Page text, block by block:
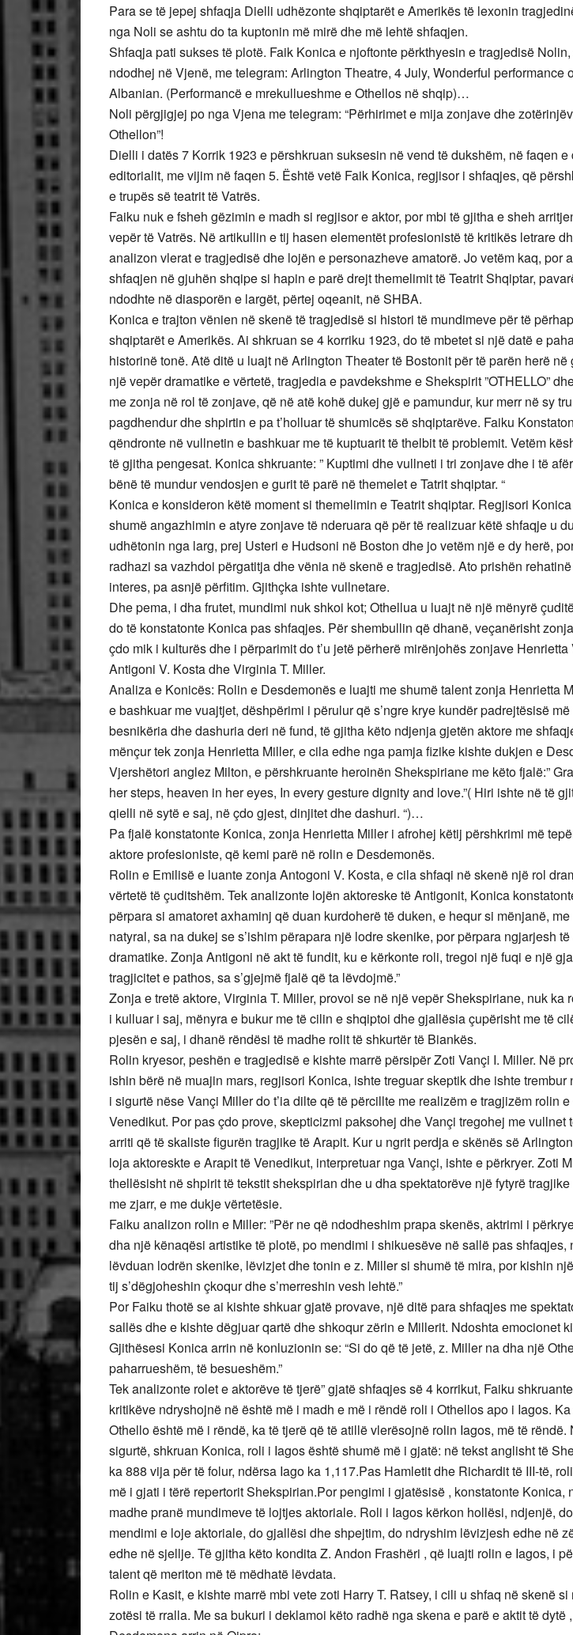
Para se të jepej shfaqja Dielli udhëzonte shqiptarët e Amerikës të lexonin
nga Noli se ashtu do ta kuptonin më mirë dhe më lehtë shfaqjen.
Shfaqja pati sukses të plotë. Faik Konica e njoftonte përkthyesin e tragjedisë
ndodhej në Vjenë, me telegram: Arlington Theatre, 4 July, Wonderful performance
Albanian. (Performancë e mrekullueshme e Othellos në shqip)…
Noli përgjigjej po nga Vjena me telegram: “Përhirimet e mija zonjave dhe
Othellon”!
Dielli i datës 7 Korrik 1923 e përshkruan suksesin në vend të dukshëm, në faqen e
editorialit, me vijim në faqen 5. Është vetë Faik Konica, regjisor i shfaqjes, që
e trupës së teatrit të Vatrës.
Faiku nuk e fsheh gëzimin e madh si regjisor e aktor, por mbi të gjitha e sheh
vepër të Vatrës. Në artikullin e tij hasen elementët profesionistë të kritikës letrare
analizon vlerat e tragjedisë dhe lojën e personazheve amatorë. Jo vetëm kaq, por
shfaqjen në gjuhën shqipe si hapin e parë drejt themelimit të Teatrit Shqiptar,
ndodhte në diasporën e largët, përtej oqeanit, në SHBA.
Konica e trajton vënien në skenë të tragjedisë si histori të mundimeve për të
shqiptarët e Amerikës. Ai shkruan se 4 korriku 1923, do të mbetet si një datë e
historinë tonë. Atë ditë u luajt në Arlington Theater të Bostonit për të parën herë
një vepër dramatike e vërtetë, tragjedia e pavdekshme e Shekspirit ”OTHELLO”
me zonja në rol të zonjave, që në atë kohë dukej gjë e pamundur, kur merr në sy
pagdhendur dhe shpirtin e pa t’holluar të shumicës së shqiptarëve. Faiku
qëndronte në vullnetin e bashkuar me të kuptuarit të thelbit të problemit. Vetëm
të gjitha pengesat. Konica shkruante: ” Kuptimi dhe vullneti i tri zonjave dhe i të
bënë të mundur vendosjen e gurit të parë në themelet e Tatrit shqiptar. “
Konica e konsideron këtë moment si themelimin e Teatrit shqiptar. Regjisori
shumë angazhimin e atyre zonjave të nderuara që për të realizuar këtë shfaqje u
udhëtonin nga larg, prej Usteri e Hudsoni në Boston dhe jo vetëm një e dy herë,
radhazi sa vazhdoi përgatitja dhe vënia në skenë e tragjedisë. Ato prishën
interes, pa asnjë përfitim. Gjithçka ishte vullnetare.
Dhe pema, i dha frutet, mundimi nuk shkoi kot; Othellua u luajt në një mënyrë
do të konstatonte Konica pas shfaqjes. Për shembullin që dhanë, veçanërisht
çdo mik i kulturës dhe i përparimit do t’u jetë përherë mirënjohës zonjave Henrietta
Antigoni V. Kosta dhe Virginia T. Miller.
Analiza e Konicës: Rolin e Desdemonës e luajti me shumë talent zonja Henrietta
e bashkuar me vuajtjet, dëshpërimi i përulur që s’ngre krye kundër padrejtësisë
besnikëria dhe dashuria deri në fund, të gjitha këto ndjenja gjetën aktore me
mënçur tek zonja Henrietta Miller, e cila edhe nga pamja fizike kishte dukjen e
Vjershëtori anglez Milton, e përshkruante heroinën Shekspiriane me këto fjalë:”
her steps, heaven in her eyes, In every gesture dignity and love.”( Hiri ishte në të
qielli në sytë e saj, në çdo gjest, dinjitet dhe dashuri. “)…
Pa fjalë konstatonte Konica, zonja Henrietta Miller i afrohej këtij përshkrimi më
aktore profesioniste, që kemi parë në rolin e Desdemonës.
Rolin e Emilisë e luante zonja Antogoni V. Kosta, e cila shfaqi në skenë një rol
vërtetë të çuditshëm. Tek analizonte lojën aktoreske të Antigonit, Konica
përpara si amatoret axhaminj që duan kurdoherë të duken, e hequr si mënjanë,
natyral, sa na dukej se s’ishim përapara një lodre skenike, por përpara ngjarjesh
dramatike. Zonja Antigoni në akt të fundit, ku e kërkonte roli, tregoi një fuqi e një
tragjicitet e pathos, sa s’gjejmë fjalë që ta lëvdojmë.”
Zonja e tretë aktore, Virginia T. Miller, provoi se në një vepër Shekspiriane, nuk ka
i kulluar i saj, mënyra e bukur me të cilin e shqiptoi dhe gjallësia çupërisht me të
pjesën e saj, i dhanë rëndësi të madhe rolit të shkurtër të Biankës.
Rolin kryesor, peshën e tragjedisë e kishte marrë përsipër Zoti Vançi I. Miller. Në
ishin bërë në muajin mars, regjisori Konica, ishte treguar skeptik dhe ishte trembur
i sigurtë nëse Vançi Miller do t’ia dilte që të përcillte me realizëm e tragjizëm rolin
Venedikut. Por pas çdo prove, skepticizmi paksohej dhe Vançi tregohej me vullnet
arriti që të skaliste figurën tragjike të Arapit. Kur u ngrit perdja e skënës së
loja aktoreskte e Arapit të Venedikut, interpretuar nga Vançi, ishte e përkryer. Zoti
thellësisht në shpirit të tekstit shekspirian dhe u dha spektatorëve një fytyrë tragjike
me zjarr, e me dukje vërtetësie.
Faiku analizon rolin e Miller: ”Për ne që ndodheshim prapa skenës, aktrimi i
dha një kënaqësi artistike të plotë, po mendimi i shikuesëve në sallë pas shfaqjes,
lëvduan lodrën skenike, lëvizjet dhe tonin e z. Miller si shumë të mira, por kishin
tij s’dëgjoheshin çkoqur dhe s’merreshin vesh lehtë.”
Por Faiku thotë se ai kishte shkuar gjatë provave, një ditë para shfaqjes me
sallës dhe e kishte dëgjuar qartë dhe shkoqur zërin e Millerit. Ndoshta emocionet
Gjithësesi Konica arrin në konluzionin se: “Si do që të jetë, z. Miller na dha një
paharrueshëm, të besueshëm.”
Tek analizonte rolet e aktorëve të tjerë” gjatë shfaqjes së 4 korrikut, Faiku
kritikëve ndryshojnë në është më i madh e më i rëndë roli i Othellos apo i Iagos.
Othello është më i rëndë, ka të tjerë që të atillë vlerësojnë rolin Iagos, më të rëndë.
sigurtë, shkruan Konica, roli i Iagos është shumë më i gjatë: në tekst anglisht të
ka 888 vija për të folur, ndërsa Iago ka 1,117.Pas Hamletit dhe Richardit të III-të,
më i gjati i tërë repertorit Shekspirian.Por pengimi i gjatësisë , konstatonte Konica,
madhe pranë mundimeve të lojtjes aktoriale. Roli i Iagos kërkon hollësi, ndjenjë,
mendimi e loje aktoriale, do gjallësi dhe shpejtim, do ndryshim lëvizjesh edhe në
edhe në sjellje. Të gjitha këto kondita Z. Andon Frashëri , që luajti rolin e Iagos, i
talent që meriton më të mëdhatë lëvdata.
Rolin e Kasit, e kishte marrë mbi vete zoti Harry T. Ratsey, i cili u shfaq në skenë si
zotësi të rralla. Me sa bukuri i deklamoi këto radhë nga skena e parë e aktit të dytë